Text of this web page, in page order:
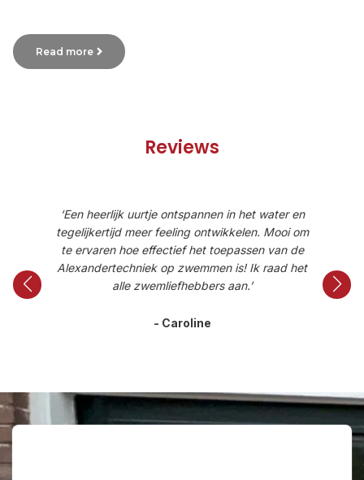
Read more
Reviews
het
‘Een heerlijk uurtje ontspannen in het water en
tegelijkertijd meer feeling ontwikkelen. Mooi om
te ervaren hoe effectief het toepassen van de
Alexandertechniek op zwemmen is! Ik raad het
alle zwemliefhebbers aan.’
- Caroline